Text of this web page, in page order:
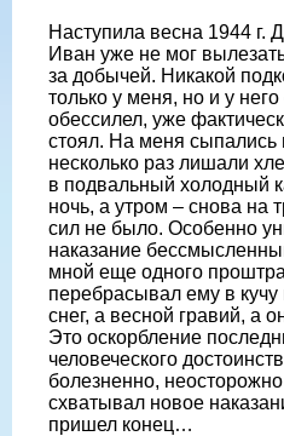
Наступила весна 1944 г.
Иван уже не мог
за добычей. Никакой
только у меня, но и у
обессилел, уже
стоял. На меня сыпались
несколько раз лишали
в подвальный холодный
ночь, а утром – снова на
сил не было. Особенно
наказание
мной еще одного
перебрасывал ему в кучу
снег, а весной гравий, а
Это оскорбление
человеческого
болезненно,
схватывал новое
пришел конец…